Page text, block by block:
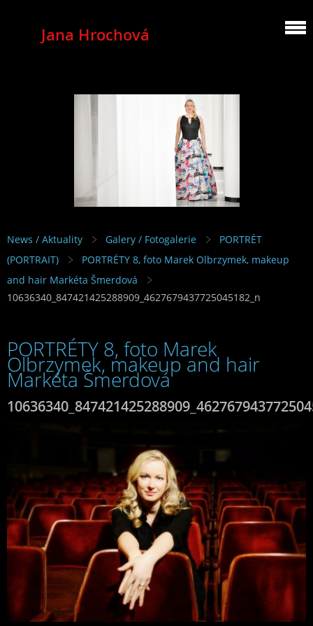
Jana Hrochová
MEZZOSOPRANO
News / Aktuality Galery / Fotogalerie
PORTRÉT
(PORTRAIT)
PORTRÉTY 8, foto Marek Olbrzymek, makeup
and hair Markéta Šmerdová
10636340_847421425288909_4627679437725045182_n
PORTRÉTY 8, foto Marek
Olbrzymek, makeup and hair
Markéta Šmerdová